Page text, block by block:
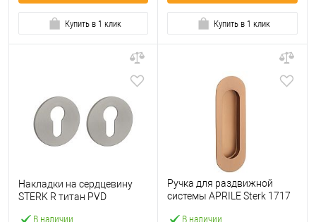
Купить в 1 клик Купить в 1 клик
В наличии
Накладки на сердцевину
STERK R титан PVD
В наличии
Ручка для раздвижной
системы APRILE Sterk 1717